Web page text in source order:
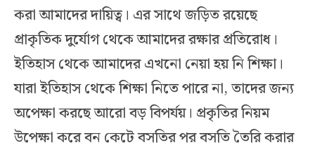
করা আমাদের দায়িত্ব। এর সাথে জড়িত রয়েছে
প্রাকৃতিক দুর্যোগ থেকে আমাদের রক্ষার প্রতিরোধ।
ইতিহাস থেকে আমাদের এখনো নেয়া হয় নি শিক্ষা।
যারা ইতিহাস থেকে শিক্ষা নিতে পারে না, তাদের জন্য
অপেক্ষা করছে আরো বড় বিপর্যয়। প্রকৃতির নিয়ম
উপেক্ষা করে বন কেটে বসতির পর বসতি তৈরি করার